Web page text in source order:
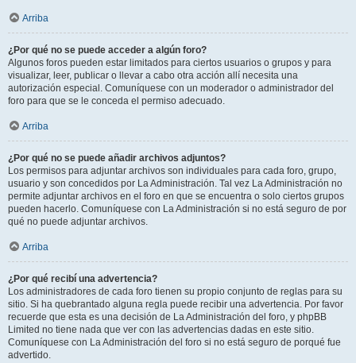
Arriba
¿Por qué no se puede acceder a algún foro?
Algunos foros pueden estar limitados para ciertos usuarios o grupos y para
visualizar, leer, publicar o llevar a cabo otra acción allí necesita una
autorización especial. Comuníquese con un moderador o administrador del
foro para que se le conceda el permiso adecuado.
Arriba
¿Por qué no se puede añadir archivos adjuntos?
Los permisos para adjuntar archivos son individuales para cada foro, grupo,
usuario y son concedidos por La Administración. Tal vez La Administración no
permite adjuntar archivos en el foro en que se encuentra o solo ciertos grupos
pueden hacerlo. Comuníquese con La Administración si no está seguro de por
qué no puede adjuntar archivos.
Arriba
¿Por qué recibí una advertencia?
Los administradores de cada foro tienen su propio conjunto de reglas para su
sitio. Si ha quebrantado alguna regla puede recibir una advertencia. Por favor
recuerde que esta es una decisión de La Administración del foro, y phpBB
Limited no tiene nada que ver con las advertencias dadas en este sitio.
Comuníquese con La Administración del foro si no está seguro de porqué fue
advertido.